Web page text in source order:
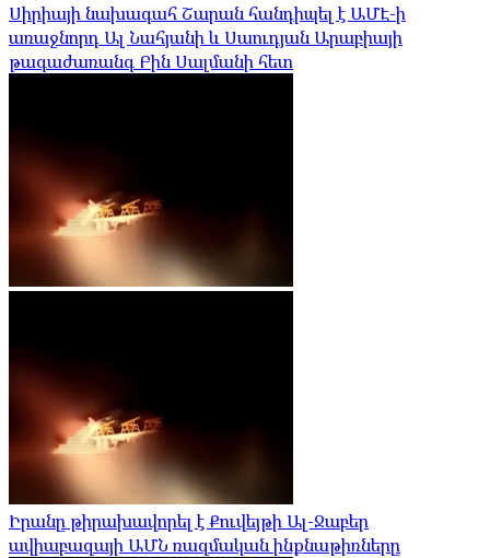
Սիրիայի նախագահ Շարան հանդիպել է ԱՄԷ-ի
առաջնորդ Ալ Նահյանի և Սաուդյան Արաբիայի
թագաժառանգ Բին Սալմանի հետ
Իրանը թիրախավորել է Քուվեյթի Ալ-Ջաբեր
ավիաբազայի ԱՄՆ ռազմական ինքնաթիռները